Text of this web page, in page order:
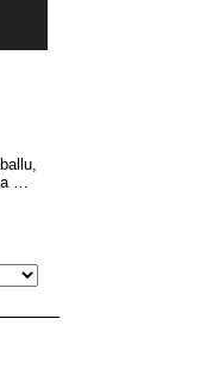
…